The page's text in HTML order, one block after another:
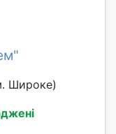
Широке)